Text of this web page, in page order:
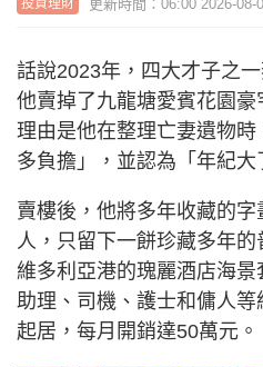
投資理財 更新時間：06:00 2026-08-
話說2023年，四大才子之
他賣掉了九龍塘愛賓花園豪
理由是他在整理亡妻遺物
多負擔」，並認為「年紀大
賣樓後，他將多年收藏的
人，只留下一餅珍藏多年
維多利亞港的瑰麗酒店海景
助理、司機、護士和傭人
起居，每月開銷達50萬元。